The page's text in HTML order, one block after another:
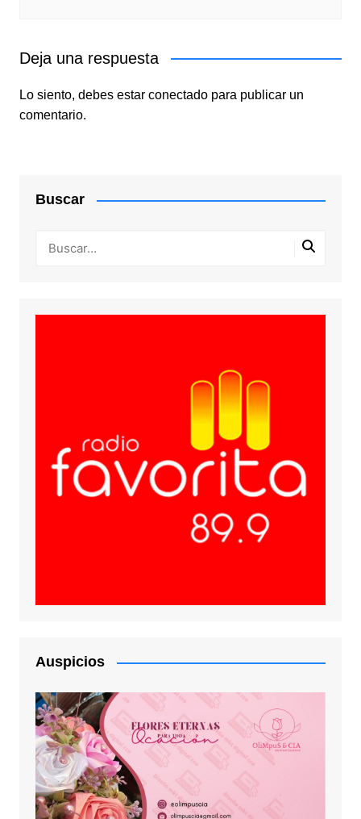
Deja una respuesta
Lo siento, debes estar conectadopara publicar un
comentario.
Buscar
Auspicios